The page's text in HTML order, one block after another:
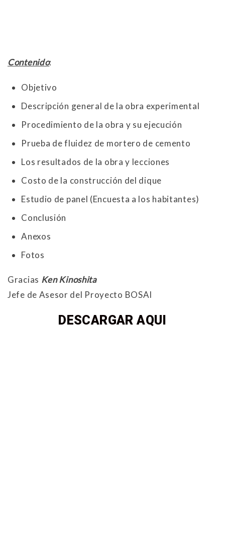
Contenido:
Objetivo
Descripción general de la obra experimental
Procedimiento de la obra y su ejecución
Prueba de fluidez de mortero de cemento
Los resultados de la obra y lecciones
Costo de la construcción del dique
Estudio de panel (Encuesta a los habitantes)
Conclusión
Anexos
Fotos
Gracias Ken Kinoshita
Jefe de Asesor del Proyecto BOSAI
DESCARGAR AQUI